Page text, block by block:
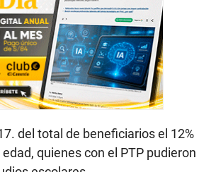
del total de beneficiarios el 12%
quienes con el PTP pudieron